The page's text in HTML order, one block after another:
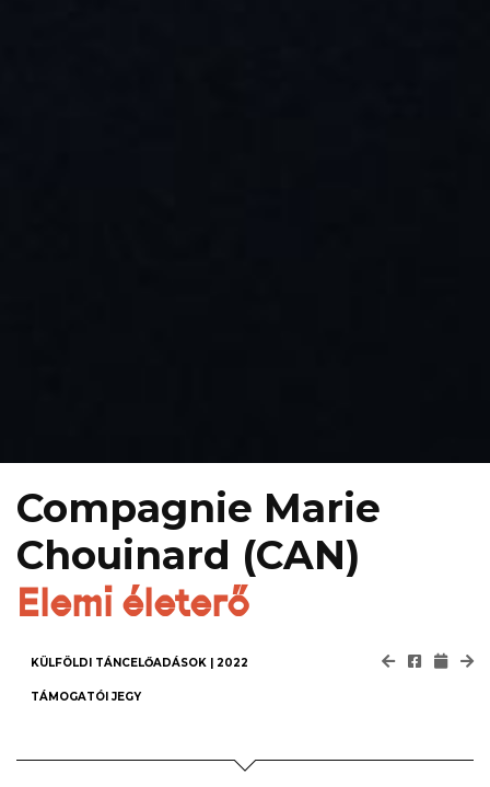
Compagnie Marie
Chouinard (CAN)
Elemi életerő
KÜLFÖLDI TÁNCELŐADÁSOK | 2022
TÁMOGATÓI JEGY